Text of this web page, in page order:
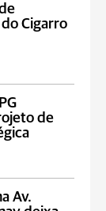
Cigarro
de
Av.